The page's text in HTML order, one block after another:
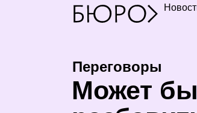
Переговоры
Может